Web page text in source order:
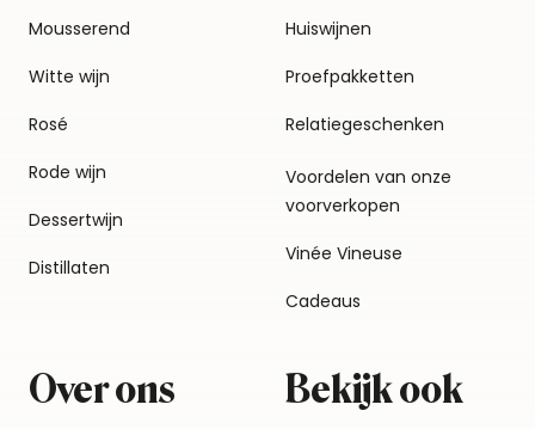
Mousserend
Witte wijn
Rosé
Rode wijn
Dessertwijn
Distillaten
Huiswijnen
Proefpakketten
Relatiegeschenken
Voordelen van onze
voorverkopen
Vinée Vineuse
Cadeaus
Over ons Bekijk ook